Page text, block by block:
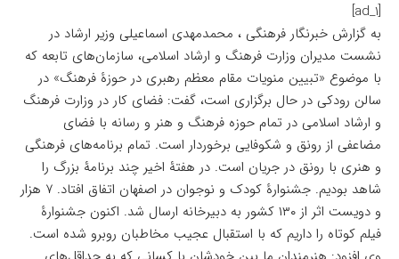
[ad_1]
به گزارش خبرنگار فرهنگی ، محمدمهدی اسماعیلی وزیر ارشاد در
نشست مدیران وزارت فرهنگ و ارشاد اسلامی، سازمان‌های تابعه که
با موضوع «تبیین منویات مقام معظم رهبری در حوزۀ فرهنگ» در
سالن رودکی در حال برگزاری است، گفت: فضای کار در وزارت فرهنگ
و ارشاد اسلامی در تمام حوزه فرهنگ و هنر و رسانه با فضای
مضاعفی از رونق و شکوفایی برخوردار است. تمام برنامه‌های فرهنگی
و هنری با رونق در جریان است. در هفتۀ اخیر چند برنامۀ بزرگ را
شاهد بودیم. جشنوارۀ کودک و نوجوان در اصفهان اتفاق افتاد. ۷ هزار
و دویست اثر از ۱۳۰ کشور به دبیرخانه ارسال شد. اکنون جشنوارۀ
فیلم کوتاه را داریم که با استقبال عجیب مخاطبان روبرو شده است.